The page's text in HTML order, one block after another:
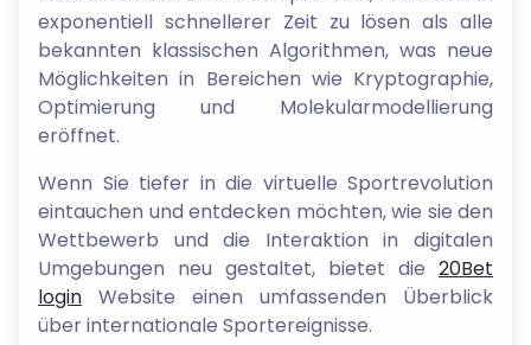
exponentiell schnellerer Zeit zu lösen als alle
bekannten klassischen Algorithmen, was neue
Möglichkeiten in Bereichen wie Kryptographie,
Optimierung und Molekularmodellierung
eröffnet.
Wenn Sie tiefer in die virtuelle Sportrevolution
eintauchen und entdecken möchten, wie sie den
Wettbewerb und die Interaktion in digitalen
Umgebungen neu gestaltet, bietet die 20Bet
login Website einen umfassenden Überblick
über internationale Sportereignisse.